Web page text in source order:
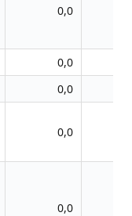
0,0
0,0
0,0
0,0
0,0